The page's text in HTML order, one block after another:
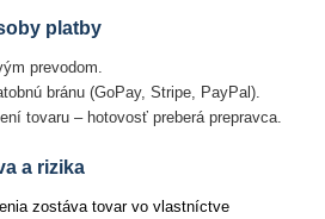
platby
prevodom.
bránu (GoPay, Stripe, PayPal).
tovaru – hotovosť preberá prepravca.
a rizika
zostáva tovar vo vlastníctve